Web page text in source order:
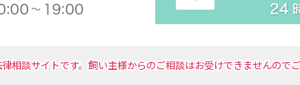
談サイトです。飼い主様からのご相談はお受けできませんのでご